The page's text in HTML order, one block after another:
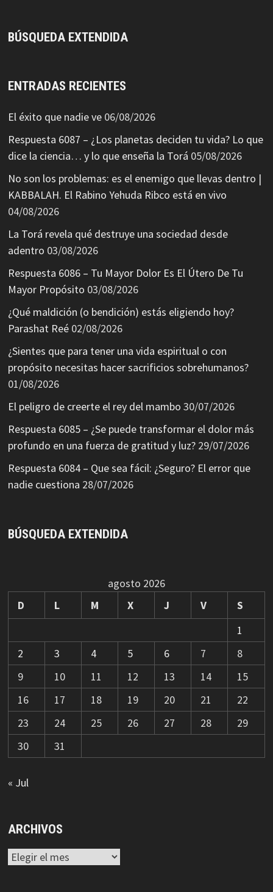
BÚSQUEDA EXTENDIDA
ENTRADAS RECIENTES
El éxito que nadie ve 06/08/2026
Respuesta 6087 – ¿Los planetas deciden tu vida? Lo que
dice la ciencia… y lo que enseña la Torá 05/08/2026
No son los problemas: es el enemigo que llevas dentro |
KABBALAH. El Rabino Yehuda Ribco está en vivo
04/08/2026
La Torá revela qué destruye una sociedad desde
adentro 03/08/2026
Respuesta 6086 – Tu Mayor Dolor Es El Útero De Tu
Mayor Propósito 03/08/2026
¿Qué maldición (o bendición) estás eligiendo hoy?
Parashat Reé 02/08/2026
¿Sientes que para tener una vida espiritual o con
propósito necesitas hacer sacrificios sobrehumanos?
01/08/2026
El peligro de creerte el rey del mambo 30/07/2026
Respuesta 6085 – ¿Se puede transformar el dolor más
profundo en una fuerza de gratitud y luz? 29/07/2026
Respuesta 6084 – Que sea fácil: ¿Seguro? El error que
nadie cuestiona 28/07/2026
BÚSQUEDA EXTENDIDA
agosto 2026
D
L M X J V
S
1
2
3 4 5 6 7
8
9
10 11 12 13 14
15
16
17 18 19 20 21
22
23
24 25 26 27 28
29
30
31
« Jul
ARCHIVOS
Archivos